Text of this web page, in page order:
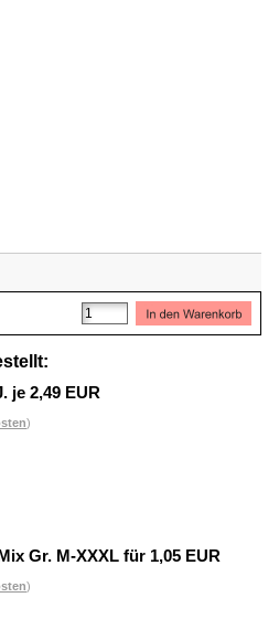
je 2,49 EUR
)
Gr. M-XXXL für 1,05 EUR
)